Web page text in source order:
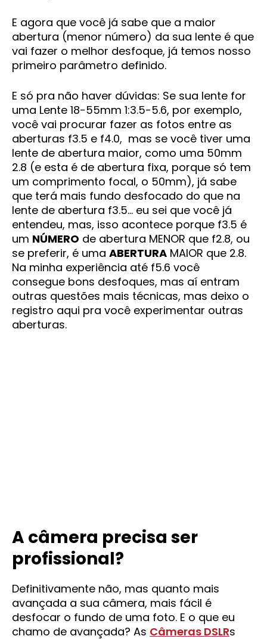
E agora que você já sabe que a maior
abertura (menor número) da sua lente é que
vai fazer o melhor desfoque, já temos nosso
primeiro parâmetro definido.
E só pra não haver dúvidas: Se sua lente for
uma Lente 18-55mm 1:3.5-5.6, por exemplo,
você vai procurar fazer as fotos entre as
aberturas f3.5 e f4.0, mas se você tiver uma
lente de abertura maior, como uma 50mm
2.8 (e esta é de abertura fixa, porque só tem
um comprimento focal, o 50mm), já sabe
que terá mais fundo desfocado do que na
lente de abertura f3.5… eu sei que você já
entendeu, mas, isso acontece porque f3.5 é
um NÚMERO de abertura MENOR que f2.8, ou
se preferir, é uma ABERTURA MAIOR que 2.8.
Na minha experiência até f5.6 você
consegue bons desfoques, mas aí entram
outras questões mais técnicas, mas deixo o
registro aqui pra você experimentar outras
aberturas.
A câmera precisa ser
profissional?
Definitivamente não, mas quanto mais
avançada a sua câmera, mais fácil é
desfocar o fundo de uma foto. E o que eu
chamo de avançada? As Câmeras DSLRs